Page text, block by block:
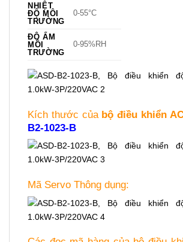
NHIỆT
ĐỘ MÔI
TRƯỜNG
0-55°C
ĐỘ ẨM
MÔI
TRƯỜNG
0-95%RH
Kích thước của bộ điều khiển
B2-1023-B
Mã Servo Thông dụng: